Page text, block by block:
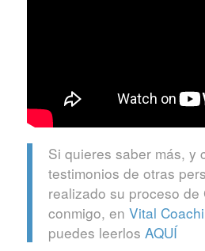
Si quieres saber más, y
testimonios de otras
realizado su proceso de
conmigo, en Vital
puedes leerlos AQUÍ